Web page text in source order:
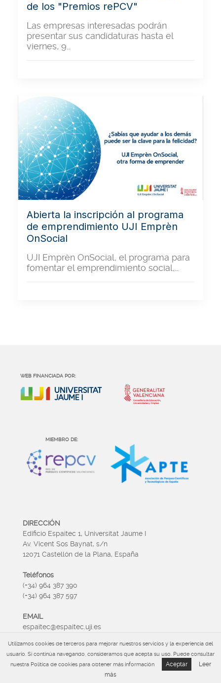
de los "Premios rePCV"
Las empresas interesadas podrán
presentar sus candidaturas hasta el
viernes, 9…
Abierta la inscripción al programa
de emprendimiento UJI Emprèn
OnSocial
UJI Emprèn OnSocial, el programa para
fomentar el emprendimiento social,…
WEB FINANCIADA POR:
MIEMBRO DE:
DIRECCIÓN
Edificio Espaitec 1, Universitat Jaume I
Av. Vicent Sos Baynat, s/n
12071 Castellón de la Plana, España
Teléfonos
(+34) 964 387 390
(+34) 964 387 597
EMAIL
espaitec@espaitec.uji.es
HORARIO
Lunes a Viernes 09:00 – 15.00
Utilizamos cookies de terceros para mejorar nuestros servicios y la experiencia del
usuario. Si continúa navegando, consideramos que acepta su uso. Puede consultar
nuestra Política de cookies para obtener más información
Aceptar
Leer
más